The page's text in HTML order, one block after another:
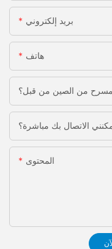
بريد إلكتروني
هاتف
من الصين من قبل؟
الاتصال بك مباشرة؟
المحتوى